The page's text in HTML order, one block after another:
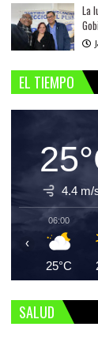
La
EL TIEMPO
4.4 m/
06:00
25°C
‹
SALUD